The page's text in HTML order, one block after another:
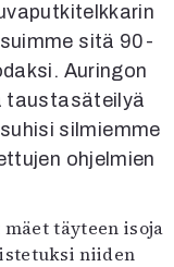
sitä 90-
Auringon
taustasäteilyä
silmiemme
ohjelmien
täyteen isoja
niiden